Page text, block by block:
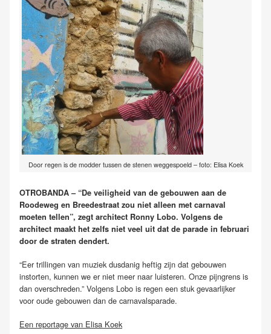
Door regen is de modder tussen de stenen weggespoeld – foto: Elisa Koek
OTROBANDA – “De veiligheid van de gebouwen aan de
Roodeweg en Breedestraat zou niet alleen met carnaval
moeten tellen”, zegt architect Ronny Lobo. Volgens de
architect maakt het zelfs niet veel uit dat de parade in februari
door de straten dendert.
“Eer trillingen van muziek dusdanig heftig zijn dat gebouwen
instorten, kunnen we er niet meer naar luisteren. Onze pijngrens is
dan overschreden.” Volgens Lobo is regen een stuk gevaarlijker
voor oude gebouwen dan de carnavalsparade.
Een reportage van Elisa Koek